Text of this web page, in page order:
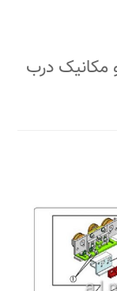
درب